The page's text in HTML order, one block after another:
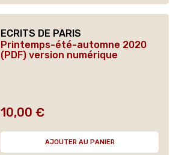
ECRITS DE PARIS
Printemps-été-automne 2020
(PDF) version numérique
Prix
10,00 €
AJOUTER AU PANIER